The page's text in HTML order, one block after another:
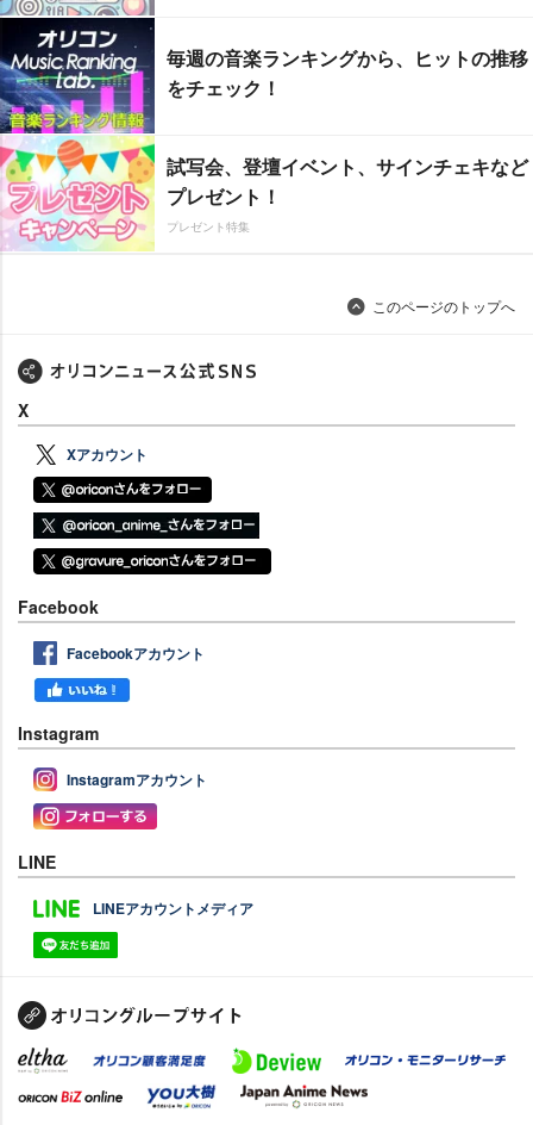
毎週の音楽ランキングから、ヒットの推移
をチェック！
試写会、登壇イベント、サインチェキなど
プレゼント！
プレゼント特集
このページのトップへ
X
Xアカウント
Facebook
Facebookアカウント
Instagram
Instagramアカウント
LINE
LINEアカウントメディア